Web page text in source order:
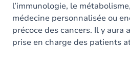
l’immunologie, le
médecine personnalisée ou
précoce des cancers. Il y aura
prise en charge des patients